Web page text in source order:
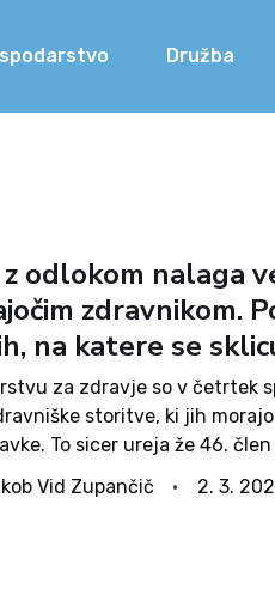
Družba
odlokom nalaga
zdravnikom.
na katere se
za zdravje so v četrtek
storitve, ki jih
To sicer ureja že 46.
v odloku pa se od
Vid Zupančič 2. 3.